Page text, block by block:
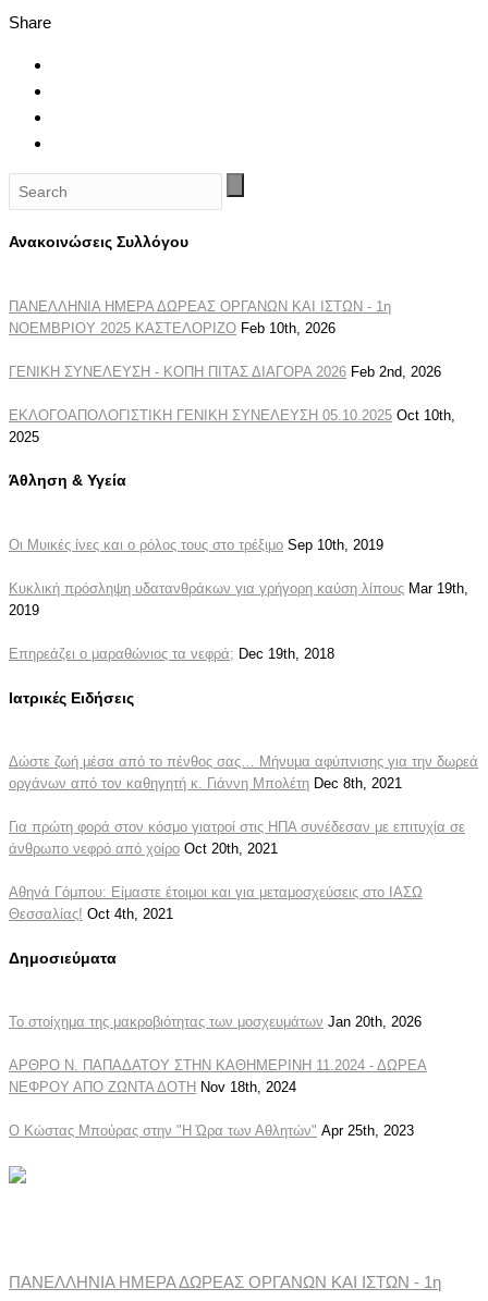
Share
Ανακοινώσεις Συλλόγου
ΠΑΝΕΛΛΗΝΙΑ ΗΜΕΡΑ ΔΩΡΕΑΣ ΟΡΓΑΝΩΝ ΚΑΙ ΙΣΤΩΝ - 1η
ΝΟΕΜΒΡΙΟΥ 2025 ΚΑΣΤΕΛΟΡΙΖΟ Feb 10th, 2026
ΓΕΝΙΚΗ ΣΥΝΕΛΕΥΣΗ - ΚΟΠΗ ΠΙΤΑΣ ΔΙΑΓΟΡΑ 2026 Feb 2nd, 2026
ΕΚΛΟΓΟΑΠΟΛΟΓΙΣΤΙΚΗ ΓΕΝΙΚΗ ΣΥΝΕΛΕΥΣΗ 05.10.2025 Oct 10th,
2025
Άθληση & Υγεία
Οι Μυικές ίνες και ο ρόλος τους στο τρέξιμο Sep 10th, 2019
Κυκλική πρόσληψη υδατανθράκων για γρήγορη καύση λίπους Mar 19th,
2019
Επηρεάζει ο μαραθώνιος τα νεφρά; Dec 19th, 2018
Ιατρικές Ειδήσεις
Δώστε ζωή μέσα από το πένθος σας… Μήνυμα αφύπνισης για την δωρεά
οργάνων από τον καθηγητή κ. Γιάννη Μπολέτη Dec 8th, 2021
Για πρώτη φορά στον κόσμο γιατροί στις ΗΠΑ συνέδεσαν με επιτυχία σε
άνθρωπο νεφρό από χοίρο Oct 20th, 2021
Αθηνά Γόμπου: Είμαστε έτοιμοι και για μεταμοσχεύσεις στο ΙΑΣΩ
Θεσσαλίας! Oct 4th, 2021
Δημοσιεύματα
Το στοίχημα της μακροβιότητας των μοσχευμάτων Jan 20th, 2026
ΑΡΘΡΟ Ν. ΠΑΠΑΔΑΤΟΥ ΣΤΗΝ ΚΑΘΗΜΕΡΙΝΗ 11.2024 - ΔΩΡΕΑ
ΝΕΦΡΟΥ ΑΠΟ ΖΩΝΤΑ ΔΟΤΗ Nov 18th, 2024
Ο Κώστας Μπούρας στην "Η Ώρα των Αθλητών" Apr 25th, 2023
ΠΑΝΕΛΛΗΝΙΑ ΗΜΕΡΑ ΔΩΡΕΑΣ ΟΡΓΑΝΩΝ ΚΑΙ ΙΣΤΩΝ - 1η